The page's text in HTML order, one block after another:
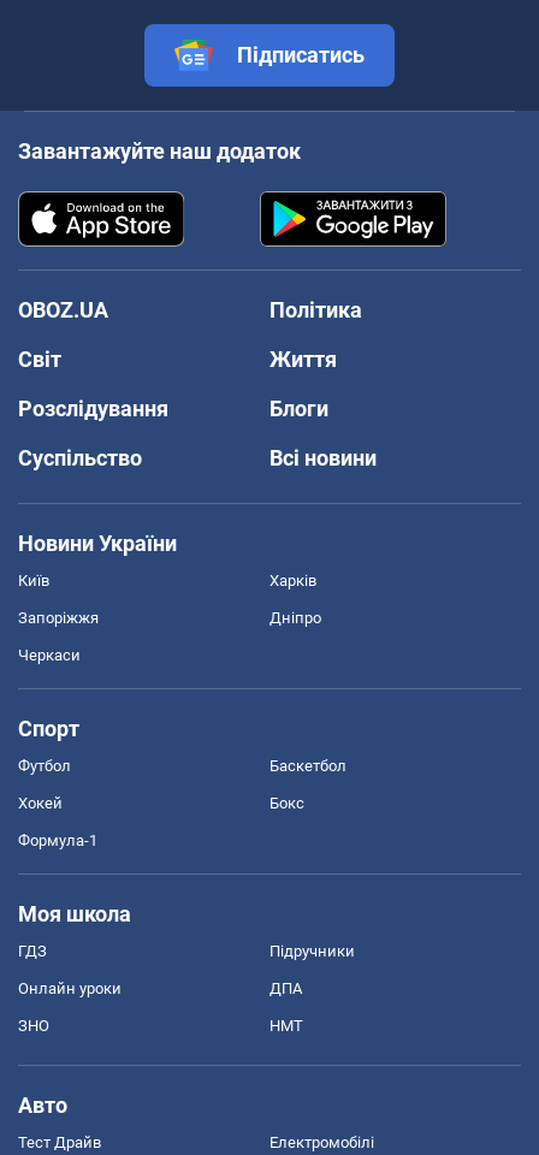
Підписатись
Завантажуйте наш додаток
OBOZ.UA
Політика
Світ
Життя
Розслідування
Блоги
Суспільство
Всі новини
Новини України
Київ Харків
Запоріжжя Дніпро
Черкаси
Спорт
Футбол Баскетбол
Хокей Бокс
Формула-1
Моя школа
ГДЗ Підручники
Онлайн уроки ДПА
ЗНО НМТ
Авто
Тест Драйв Електромобілі